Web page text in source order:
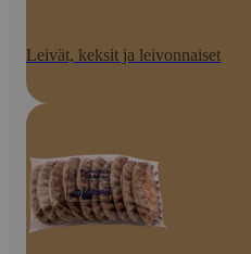
Leivät, keksit ja leivonnaiset